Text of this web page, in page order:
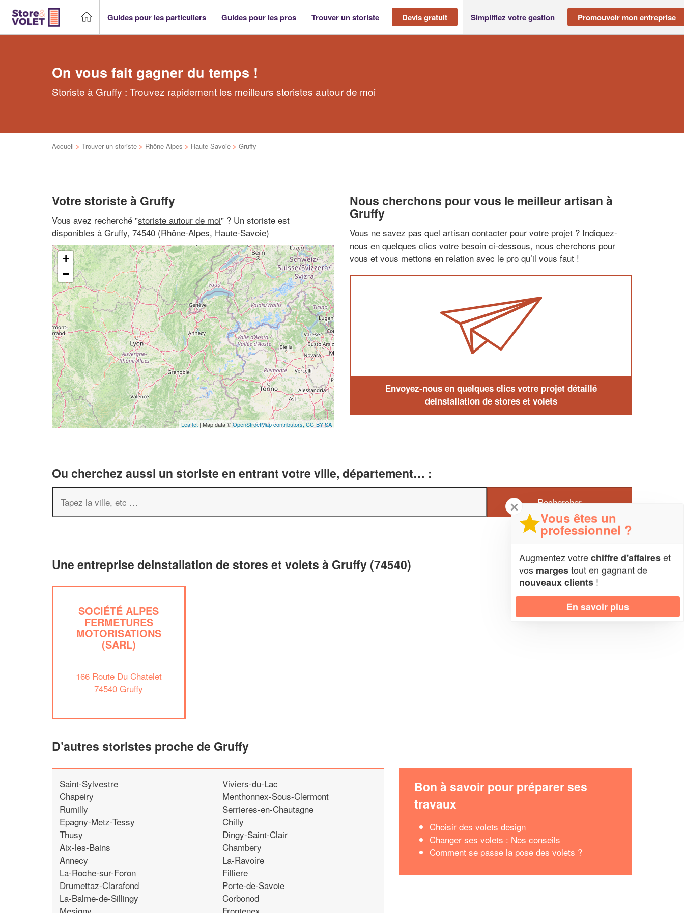
Guides pour les particuliers Guides pour les pros Trouver un storiste Devis gratuit Simplifiez votre gestion Promouvoir mon entreprise
On vous fait gagner du temps !
Storiste à Gruffy : Trouvez rapidement les meilleurs storistes autour de moi
Accueil > Trouver un storiste > Rhône-Alpes > Haute-Savoie > Gruffy
Votre storiste à Gruffy
Vous avez recherché "storiste autour de moi" ? Un storiste est
disponibles à Gruffy, 74540 (Rhône-Alpes, Haute-Savoie)
+
−
Leaflet | Map data ©OpenStreetMap contributors, CC-BY-SA
Nous cherchons pour vous le meilleur artisan à
Gruffy
Vous ne savez pas quel artisan contacter pour votre projet ? Indiquez-
nous en quelques clics votre besoin ci-dessous, nous cherchons pour
vous et vous mettons en relation avec le pro qu’il vous faut !
Envoyez-nous en quelques clics votre projet détaillé
deinstallation de stores et volets
Ou cherchez aussi un storiste en entrant votre ville, département… :
Une entreprise deinstallation de stores et volets à Gruffy (74540)
SOCIÉTÉ ALPES
FERMETURES
MOTORISATIONS
(SARL)
166 Route Du Chatelet
74540 Gruffy
D’autres storistes proche de Gruffy
Saint-Sylvestre
Chapeiry
Rumilly
Epagny-Metz-Tessy
Thusy
Aix-les-Bains
Annecy
La-Roche-sur-Foron
Drumettaz-Clarafond
La-Balme-de-Sillingy
Mesigny
Viviers-du-Lac
Menthonnex-Sous-Clermont
Serrieres-en-Chautagne
Chilly
Dingy-Saint-Clair
Chambery
La-Ravoire
Filliere
Porte-de-Savoie
Corbonod
Frontenex
Bon à savoir pour préparer ses
travaux
Choisir des volets design
Changer ses volets : Nos conseils
Comment se passe la pose des volets ?
✕
Vous êtes un
professionnel ?
Augmentez votrechiffre d'affaireset
vos margestout en gagnant de
nouveaux clients !
En savoir plus